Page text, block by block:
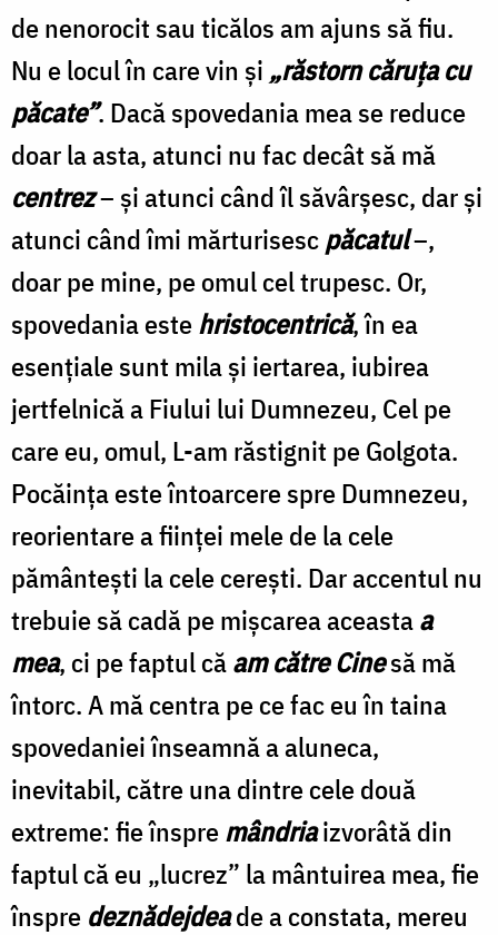
de nenorocit sau ticălos am ajuns să fiu.
Nu e locul în care vin şi „răstorn căruţa cu
păcate”. Dacă spovedania mea se reduce
doar la asta, atunci nu fac decât să mă
centrez– şi atunci când îl săvârşesc, dar şi
atunci când îmi mărturisescpăcatul–,
doar pe mine, pe omul cel trupesc. Or,
spovedania estehristocentrică, în ea
esenţiale sunt mila şi iertarea, iubirea
jertfelnică a Fiului lui Dumnezeu, Cel pe
care eu, omul, L-am răstignit pe Golgota.
Pocăinţa este întoarcere spre Dumnezeu,
reorientare a fiinţei mele de la cele
pământeşti la cele cereşti. Dar accentul nu
trebuie să cadă pe mişcarea aceastaa
mea, ci pe faptul căam către Cinesă mă
întorc. A mă centra pe ce fac eu în taina
spovedaniei înseamnă a aluneca,
inevitabil, către una dintre cele două
extreme: fie înspremândriaizvorâtă din
faptul că eu „lucrez” la mântuirea mea, fie
înspre deznădejdeade a constata, mereu